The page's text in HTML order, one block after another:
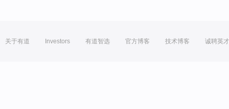
关于有道 Investors 有道智选 官方博客 技术博客 诚聘英才